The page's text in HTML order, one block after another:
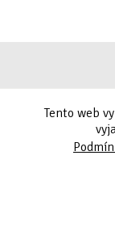
Tento web